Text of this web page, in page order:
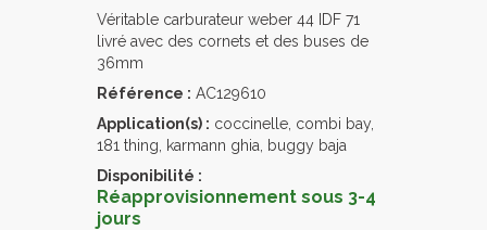
Véritable carburateur weber 44 IDF 71
livré avec des cornets et des buses de
36mm
Référence : AC129610
Application(s) : coccinelle, combi bay,
181 thing, karmann ghia, buggy baja
Disponibilité :
Réapprovisionnement sous 3-4
jours